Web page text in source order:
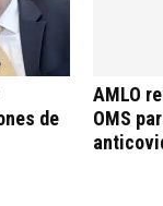
de
AMLO
OMS